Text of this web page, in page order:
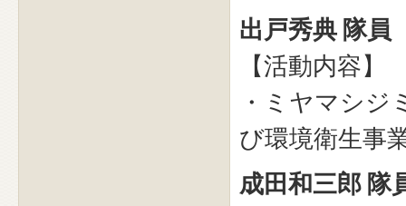
出戸秀典 隊員
【活動内容】
・ミヤマシジ
び環境衛生事
成田和三郎 隊